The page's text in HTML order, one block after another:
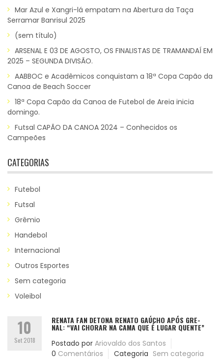
Mar Azul e Xangri-lá empatam na Abertura da Taça
Serramar Banrisul 2025
(sem título)
ARSENAL E 03 DE AGOSTO, OS FINALISTAS DE TRAMANDAÍ EM
2025 – SEGUNDA DIVISÃO.
AABBOC e Acadêmicos conquistam a 18ª Copa Capão da
Canoa de Beach Soccer
18ª Copa Capão da Canoa de Futebol de Areia inicia
domingo.
Futsal CAPÃO DA CANOA 2024 – Conhecidos os
Campeões
CATEGORIAS
Futebol
Futsal
Grêmio
Handebol
Internacional
Outros Esportes
Sem categoria
Voleibol
10
Set 2018
RENATA FAN DETONA RENATO GAÚCHO APÓS GRE-
NAL: “VAI CHORAR NA CAMA QUE É LUGAR QUENTE”
Postado por Ariovaldo dos Santos
0 Comentários Categoria Sem categoria